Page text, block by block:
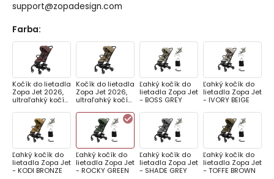
support@zopadesign.com
Farba:
Kočík do lietadla
Zopa Jet 2026,
ultraľahký kočík
Kočík do lietadla
Zopa Jet 2026,
ultraľahký kočík
Ľahký kočík do
lietadla Zopa Jet
- BOSS GREY
Ľahký kočík do
lietadla Zopa Jet
- IVORY BEIGE
Ľahký kočík do
lietadla Zopa Jet
- KODI BRONZE
Ľahký kočík do
lietadla Zopa Jet
- ROCKY GREEN
Ľahký kočík do
lietadla Zopa Jet
- SHADE GREY
Ľahký kočík do
lietadla Zopa Jet
- TOFFE BROWN